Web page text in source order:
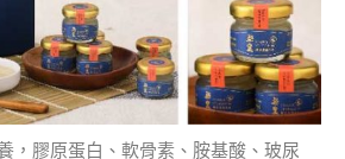
，膠原蛋白、軟骨素、胺基酸、玻尿